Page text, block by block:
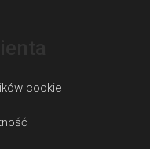
cookie